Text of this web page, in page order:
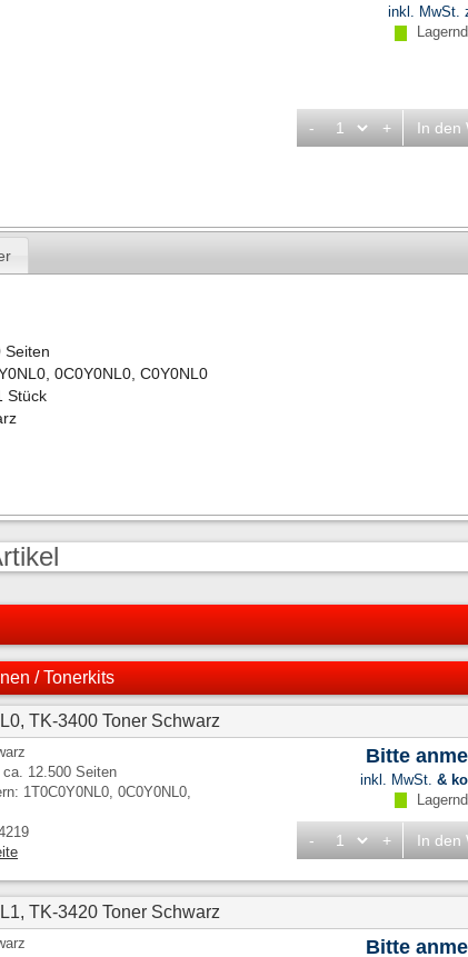
inkl. MwSt.
- + In den
Seiten
0C0Y0NL0, C0Y0NL0
Stück
/ Tonerkits
TK-3400 Toner Schwarz
ca. 12.500 Seiten
1T0C0Y0NL0, 0C0Y0NL0,
Bitte
inkl. MwSt. &
- + In den
TK-3420 Toner Schwarz
Bitte